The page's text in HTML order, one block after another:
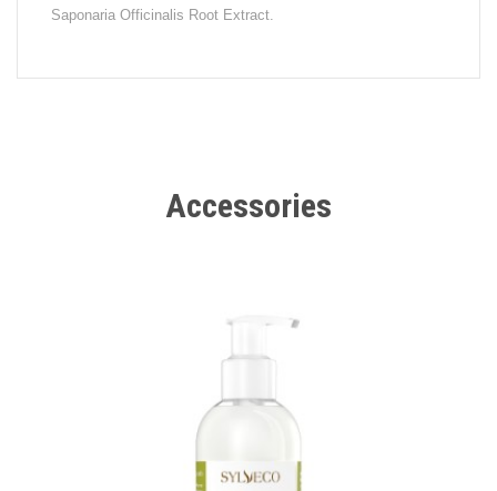
Saponaria Officinalis Root Extract.
Accessories